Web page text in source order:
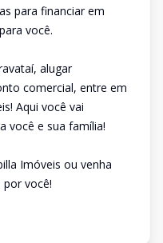
para financiar em
você.
alugar
comercial, entre em
Aqui você vai
você e sua família!
Imóveis ou venha
você!